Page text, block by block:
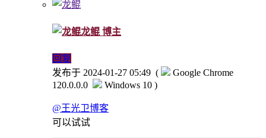
龙鲲 博主
回复
发布于 2024-01-27 05:49 (
Google Chrome
120.0.0.0
Windows 10 )
@王光卫博客
可以试试